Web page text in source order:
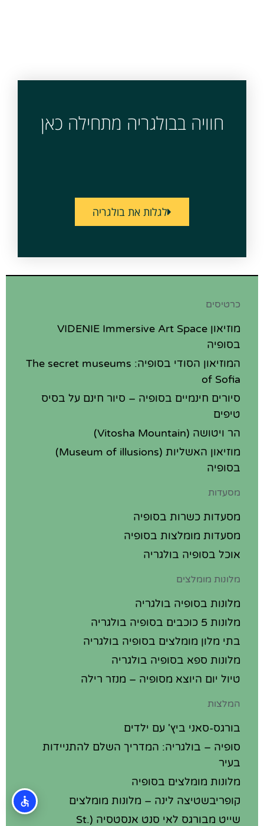
חוויה בבולגריה מתחילה כאן
לגלות את בולגריה
כרטיסים
מוזיאון VIDENIE Immersive Art Space
בסופיה
המוזיאון הסודי בסופיה: The secret museums
of Sofia
סיורים חינמיים בסופיה – סיור חינם על בסיס
טיפים
הר ויטושה (Vitosha Mountain)
מוזיאון האשליות (Museum of illusions)
בסופיה
מסעדות
מסעדות כשרות בסופיה
מסעדות מומלצות בסופיה
אוכל בסופיה בולגריה
מלונות מומלצים
מלונות בסופיה בולגריה
מלונות 5 כוכבים בסופיה בולגריה
בתי מלון מומלצים בסופיה בולגריה
מלונות ספא בסופיה בולגריה
טיול יום היוצא מסופיה – מנזר רילה
המלצות
בורגס-סאני ביץ' עם ילדים
סופיה – בולגריה: המדריך השלם להתניידות
בעיר
מלונות מומלצים בסופיה
קופריבשטיצה לינה – מלונות מומלצים
שייט מבורגס לאי סנט אנסטסיה (St.